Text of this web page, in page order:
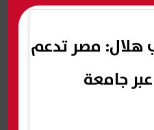
هلال: مصر تدعم
جامعة